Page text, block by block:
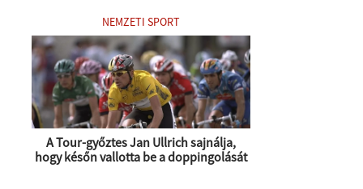
NEMZETI SPORT
A Tour-győztes Jan Ullrich sajnálja,
hogy későn vallotta be a doppingolását